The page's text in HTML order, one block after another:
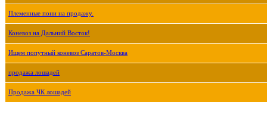
Племенные пони на продажу.
Коневоз на Дальний Восток!
Ищем попутный коневоз Саратов-Москва
продажа лошадей
Продажа ЧК лошадей